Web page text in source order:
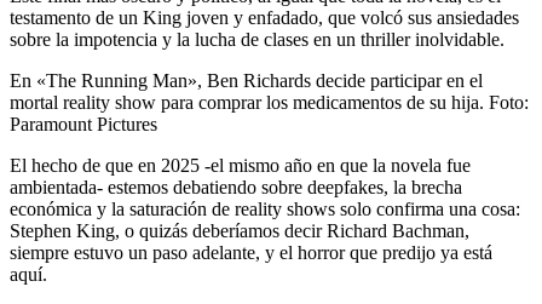
testamento de un King joven y enfadado, que volcó sus ansiedades
sobre la impotencia y la lucha de clases en un thriller inolvidable.
En «The Running Man», Ben Richards decide participar en el
mortal reality show para comprar los medicamentos de su hija. Foto:
Paramount Pictures
El hecho de que en 2025 -el mismo año en que la novela fue
ambientada- estemos debatiendo sobre deepfakes, la brecha
económica y la saturación de reality shows solo confirma una cosa:
Stephen King, o quizás deberíamos decir Richard Bachman,
siempre estuvo un paso adelante, y el horror que predijo ya está
aquí.